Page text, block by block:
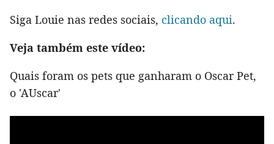
Siga Louie nas redes sociais, clicando aqui.
Veja também este vídeo:
Quais foram os pets que ganharam o Oscar Pet,
o 'AUscar'